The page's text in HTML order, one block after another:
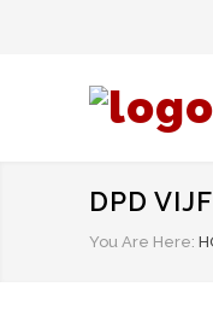
DPD
You Are Here: